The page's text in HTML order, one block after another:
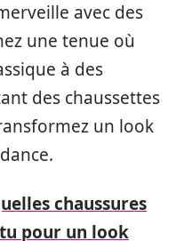
avec des
une tenue où
à des
des chaussettes
un look
chaussures
pour un look